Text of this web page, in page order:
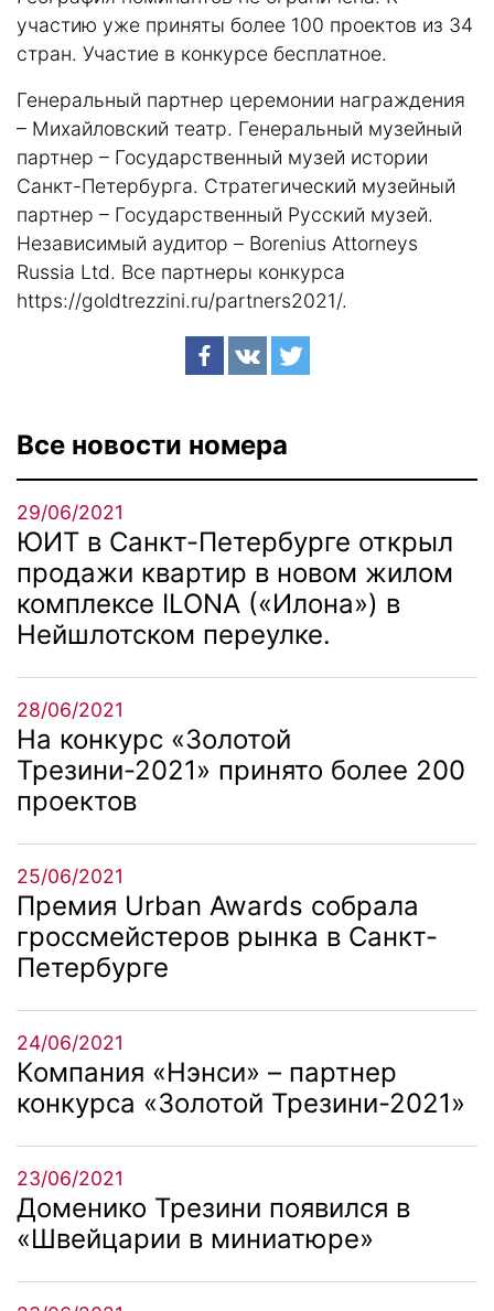
участию уже приняты более 100 проектов из 34
стран. Участие в конкурсе бесплатное.
Генеральный партнер церемонии награждения
– Михайловский театр. Генеральный музейный
партнер – Государственный музей истории
Санкт-Петербурга. Стратегический музейный
партнер – Государственный Русский музей.
Независимый аудитор – Borenius Attorneys
Russia Ltd. Все партнеры конкурса
https://goldtrezzini.ru/partners2021/.
Все новости номера
29/06/2021
ЮИТ в Санкт-Петербурге открыл
продажи квартир в новом жилом
комплексе ILONA («Илона») в
Нейшлотском переулке.
28/06/2021
На конкурс «Золотой
Трезини-2021» принято более 200
проектов
25/06/2021
Премия Urban Awards собрала
гроссмейстеров рынка в Санкт-
Петербурге
24/06/2021
Компания «Нэнси» – партнер
конкурса «Золотой Трезини-2021»
23/06/2021
Доменико Трезини появился в
«Швейцарии в миниатюре»